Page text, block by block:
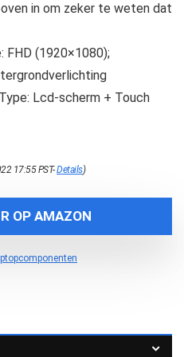
in om zeker te weten dat
FHD (1920×1080);
Lcd-scherm + Touch
17:55 PST-Details)
OP AMAZON